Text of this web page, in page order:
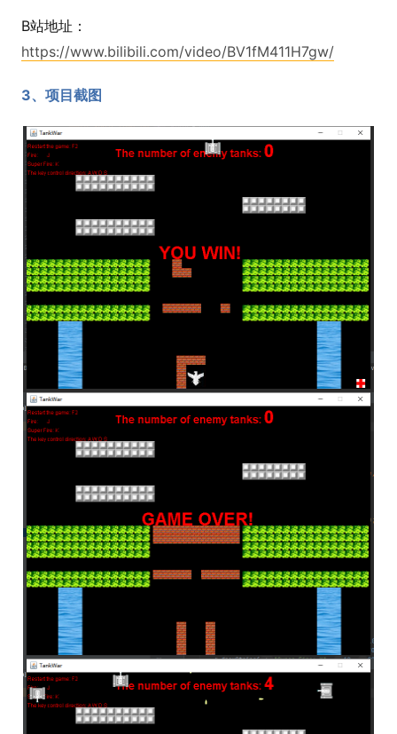
B站地址：
https://www.bilibili.com/video/BV1fM411H7gw/
3、项目截图